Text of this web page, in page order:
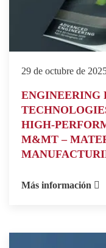
29 de octubre de
ENGINEERING
HIGH-
M&MT –
Más información